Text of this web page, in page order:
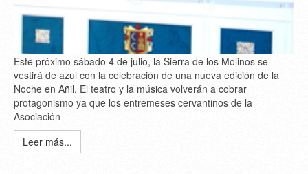
Este próximo sábado 4 de julio, la Sierra de los Molinos se
vestirá de azul con la celebración de una nueva edición de la
Noche en Añil. El teatro y la música volverán a cobrar
protagonismo ya que los entremeses cervantinos de la
Asociación
Leer más...